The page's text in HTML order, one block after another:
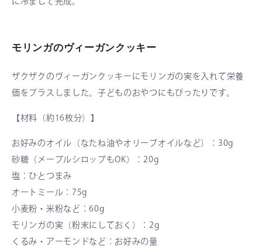
モリンガのヴィーガンクッキー
ザクザクのヴィーガンクッキーにモリンガの実を入れて栄養
価をプラスしました。子どものおやつにもぴったりです。
【材料（約16枚分）】
お好みのオイル（なたね油やオリーブオイルなど）：30g
砂糖（メープルシロップもOK）：20g
塩：ひとつまみ
オートミール：75g
小麦粉・米粉など：60g
モリンガの実（粉末にしておく）：2g
くるみ・アーモンドなど：お好みの量